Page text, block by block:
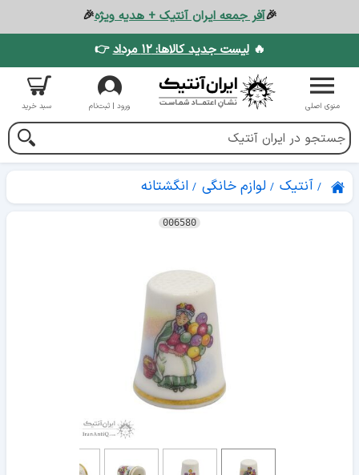
🎉آفر جمعه ایران آنتیک + هدیه ویژه🎉
🔥لیست جدید کالاها: ۱۲ مرداد 👉
منوی اصلی ورود | ثبت‌نام سبد خرید
آنتیک لوازم خانگی انگشتانه
006580